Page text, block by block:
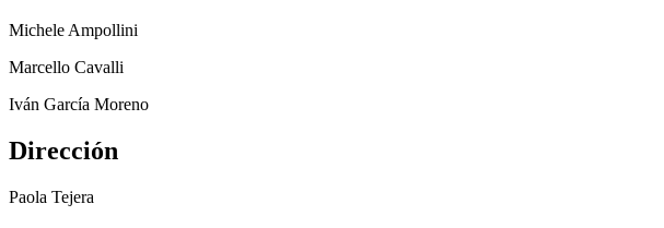
Michele Ampollini
Marcello Cavalli
Iván García Moreno
Dirección
Paola Tejera